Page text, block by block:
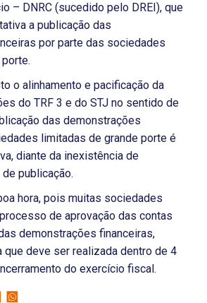
– DNRC (sucedido pelo DREI), que
a publicação das
por parte das sociedades
o alinhamento e pacificação da
do TRF 3 e do STJ no sentido de
das demonstrações
limitadas de grande porte é
diante da inexistência de
publicação.
hora, pois muitas sociedades
de aprovação das contas
demonstrações financeiras,
que deve ser realizada dentro de 4
do exercício fiscal.